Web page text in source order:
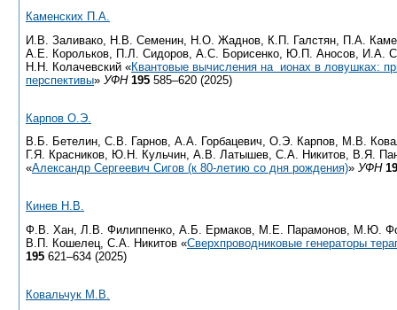
Каменских П.А.
И.В. Заливако, Н.В. Семенин, Н.О. Жаднов, К.П. Галстян, П.А.
А.Е. Корольков, П.Л. Сидоров, А.С. Борисенко, Ю.П. Аносов, И.А.
Н.Н. Колачевский «Квантовые вычисления на ионах в ловушках:
перспективы» УФН 195 585–620 (2025)
Карпов О.Э.
В.Б. Бетелин, С.В. Гарнов, А.А. Горбацевич, О.Э. Карпов, М.В.
Г.Я. Красников, Ю.Н. Кульчин, А.В. Латышев, С.А. Никитов, В.Я.
«Александр Сергеевич Сигов (к 80-летию со дня рождения)» УФН
Кинев Н.В.
Ф.В. Хан, Л.В. Филиппенко, А.Б. Ермаков, М.Е. Парамонов, М.Ю.
В.П. Кошелец, С.А. Никитов «Сверхпроводниковые генераторы
195 621–634 (2025)
Ковальчук М.В.